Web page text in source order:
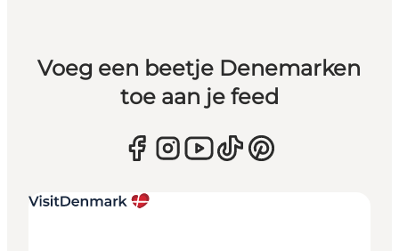
Voeg een beetje Denemarken
toe aan je feed